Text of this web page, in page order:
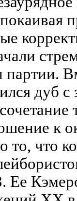
партии.
дуб с
к
то, что
Ее